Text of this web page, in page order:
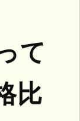
て
比